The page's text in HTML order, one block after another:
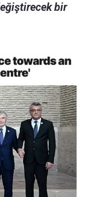
bir